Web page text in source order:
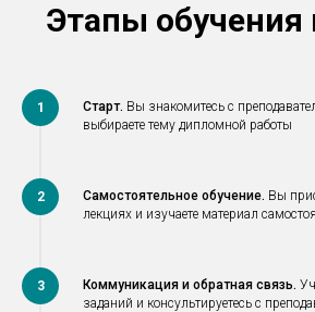
Этапы обучения
1 Старт. Вы знакомитесь с
выбираете тему дипломной работы
2 Самостоятельное обучение. Вы
лекциях и изучаете материал
3 Коммуникация и обратная связь.
заданий и консультируетесь с